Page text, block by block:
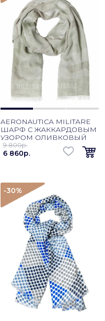
AERONAUTICA MILITARE
ШАРФ С ЖАККАРДОВЫМ
УЗОРОМ ОЛИВКОВЫЙ
9 800p.
6 860p.
-30%